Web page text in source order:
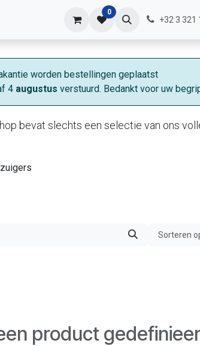
0
+32 3 321
worden bestellingen geplaatst
4 augustus verstuurd. Bedankt voor uw
bevat slechts een selectie van ons
Sorteren
product